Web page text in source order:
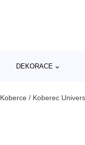
DEKORACE
Koberce / Koberec